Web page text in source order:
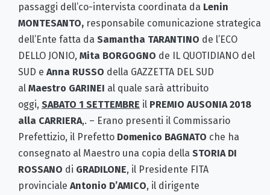
passaggi dell’co-intervista coordinata da Lenin
MONTESANTO, responsabile comunicazione strategica
dell’Ente fatta da Samantha TARANTINO de l’ECO
DELLO JONIO, Mita BORGOGNO de IL QUOTIDIANO del
SUD e Anna RUSSO della GAZZETTA DEL SUD
al Maestro GARINEI al quale sarà attribuito
oggi, SABATO 1 SETTEMBRE il PREMIO AUSONIA 2018
alla CARRIERA,. – Erano presenti il Commissario
Prefettizio, il Prefetto Domenico BAGNATO che ha
consegnato al Maestro una copia della STORIA DI
ROSSANO di GRADILONE, il Presidente FITA
provinciale Antonio D’AMICO, il dirigente